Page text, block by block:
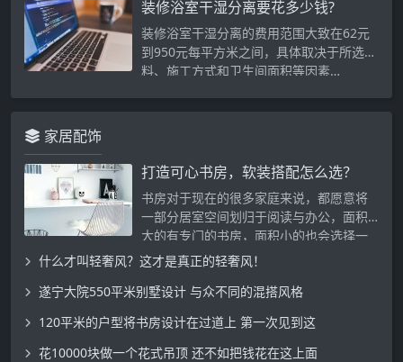
装修浴室干湿分离要花多少钱?
‌装修浴室干湿分离的费用范围大致在62元
到950元每平方米之间，具体取决于所选材
料、施工方式和卫生间面积等因素…
家居配饰
打造可心书房，软装搭配怎么选？
书房对于现在的很多家庭来说，都愿意将
一部分居室空间划归于阅读与办公，面积
大的有专门的书房，面积小的也会选择一
屋…
什么才叫轻奢风？这才是真正的轻奢风！
遂宁大院550平米别墅设计 与众不同的混搭风格
120平米的户型将书房设计在过道上 第一次见到这
花10000块做一个花式吊顶 还不如把钱花在这上面